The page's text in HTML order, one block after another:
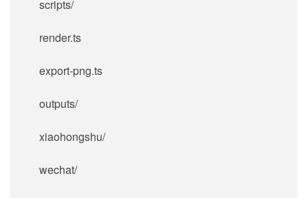
scripts/
render.ts
export-png.ts
outputs/
xiaohongshu/
wechat/